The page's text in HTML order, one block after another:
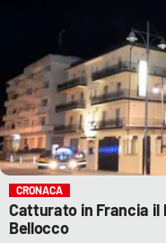
CRONACA
Catturato in Francia
Bellocco